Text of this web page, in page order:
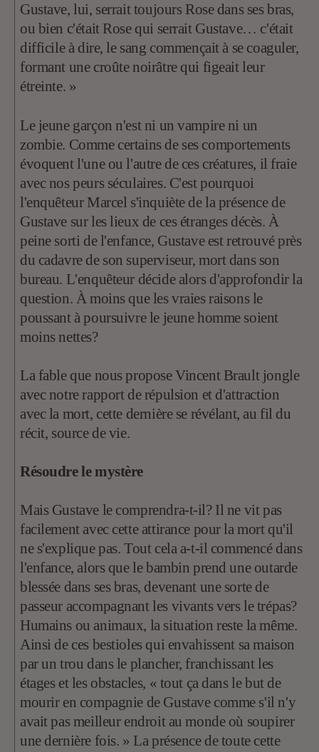
Gustave, lui, serrait toujours Rose dans ses bras,
ou bien c'était Rose qui serrait Gustave… c'était
difficile à dire, le sang commençait à se coaguler,
formant une croûte noirâtre qui figeait leur
étreinte. »
Le jeune garçon n'est ni un vampire ni un
zombie. Comme certains de ses comportements
évoquent l'une ou l'autre de ces créatures, il fraie
avec nos peurs séculaires. C'est pourquoi
l'enquêteur Marcel s'inquiète de la présence de
Gustave sur les lieux de ces étranges décès. À
peine sorti de l'enfance, Gustave est retrouvé près
du cadavre de son superviseur, mort dans son
bureau. L'enquêteur décide alors d'approfondir la
question. À moins que les vraies raisons le
poussant à poursuivre le jeune homme soient
moins nettes?
La fable que nous propose Vincent Brault jongle
avec notre rapport de répulsion et d'attraction
avec la mort, cette dernière se révélant, au fil du
récit, source de vie.
Résoudre le mystère
Mais Gustave le comprendra-t-il? Il ne vit pas
facilement avec cette attirance pour la mort qu'il
ne s'explique pas. Tout cela a-t-il commencé dans
l'enfance, alors que le bambin prend une outarde
blessée dans ses bras, devenant une sorte de
passeur accompagnant les vivants vers le trépas?
Humains ou animaux, la situation reste la même.
Ainsi de ces bestioles qui envahissent sa maison
par un trou dans le plancher, franchissant les
étages et les obstacles, « tout ça dans le but de
mourir en compagnie de Gustave comme s'il n'y
avait pas meilleur endroit au monde où soupirer
une dernière fois. » La présence de toute cette